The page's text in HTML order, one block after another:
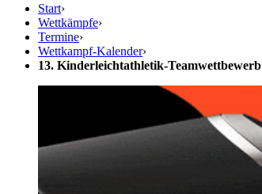
Start›
Wettkämpfe›
Termine›
Wettkampf-Kalender›
13. Kinderleichtathletik-Teamwettbewerb